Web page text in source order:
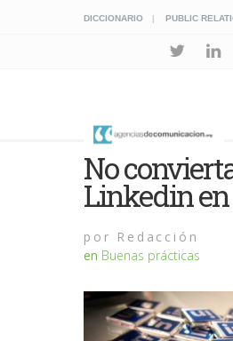
DICCIONARIO PUBLIC
No
Linkedin
por Redacción
en Buenas prácticas